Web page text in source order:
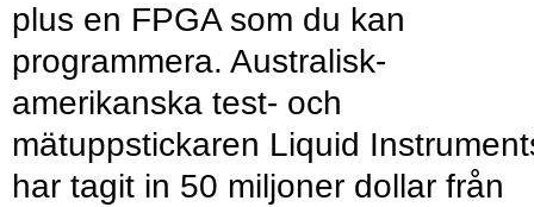
plus en FPGA som du kan
programmera. Australisk-
amerikanska test- och
mätuppstickaren Liquid
har tagit in 50 miljoner dollar från